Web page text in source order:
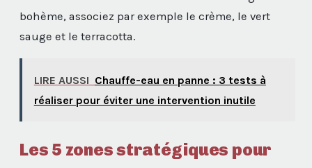
bohème, associez par exemple le crème, le vert
sauge et le terracotta.
LIRE AUSSI Chauffe-eau en panne : 3 tests à
réaliser pour éviter une intervention inutile
Les 5 zones stratégiques pour